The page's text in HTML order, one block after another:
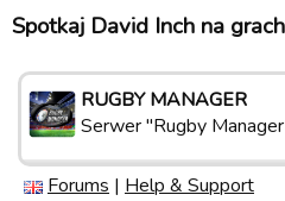
Spotkaj David Inch na
RUGBY MANAGER
Serwer "Rugby
Forums | Help & Support